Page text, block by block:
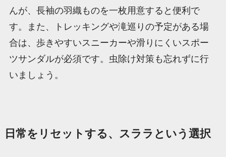
んが、長袖の羽織ものを一枚用意すると便利で
す。また、トレッキングや滝巡りの予定がある場
合は、歩きやすいスニーカーや滑りにくいスポー
ツサンダルが必須です。虫除け対策も忘れずに行
いましょう。
日常をリセットする、スララという選択